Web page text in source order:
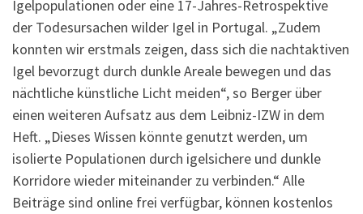
Igelpopulationen oder eine 17-Jahres-Retrospektive
der Todesursachen wilder Igel in Portugal. „Zudem
konnten wir erstmals zeigen, dass sich die nachtaktiven
Igel bevorzugt durch dunkle Areale bewegen und das
nächtliche künstliche Licht meiden“, so Berger über
einen weiteren Aufsatz aus dem Leibniz-IZW in dem
Heft. „Dieses Wissen könnte genutzt werden, um
isolierte Populationen durch igelsichere und dunkle
Korridore wieder miteinander zu verbinden.“ Alle
Beiträge sind online frei verfügbar, können kostenlos